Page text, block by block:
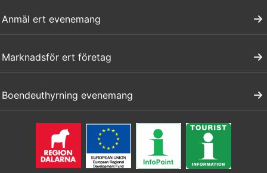
Anmäl ert evenemang
Marknadsför ert företag
Boendeuthyrning evenemang